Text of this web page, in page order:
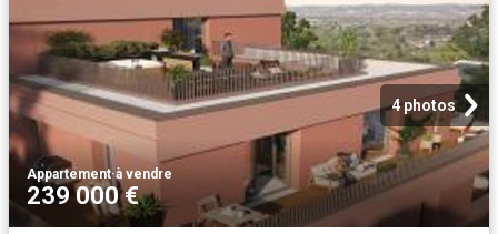
4 photos
Appartement·à vendre
239 000 €